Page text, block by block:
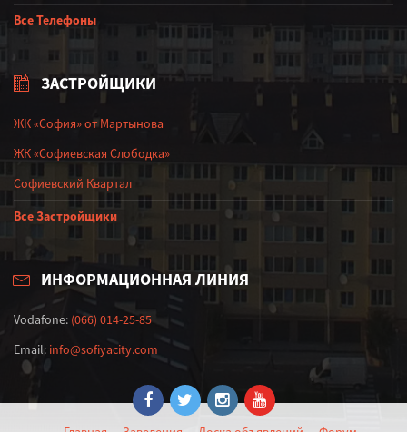
Все Телефоны
ЗАСТРОЙЩИКИ
ЖК «София» от Мартынова
ЖК «Софиевская Слободка»
Софиевский Квартал
Все Застройщики
ИНФОРМАЦИОННАЯ ЛИНИЯ
Vodafone: (066) 014-25-85
Email: info@sofiyacity.com